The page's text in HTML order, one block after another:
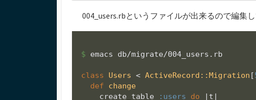
004_users.rbというファイルが出来るので編集
$ emacs db/migrate/004_users.rb
class Users < ActiveRecord::Migration [
def
change
    create_table
:users do | t |